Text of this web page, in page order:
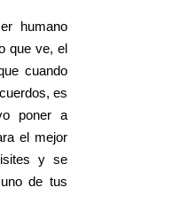
humano
que ve, el
cuando
es
poner a
el mejor
y se
de tus